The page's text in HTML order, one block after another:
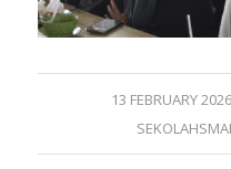
13 FEBRUARY 2026
/